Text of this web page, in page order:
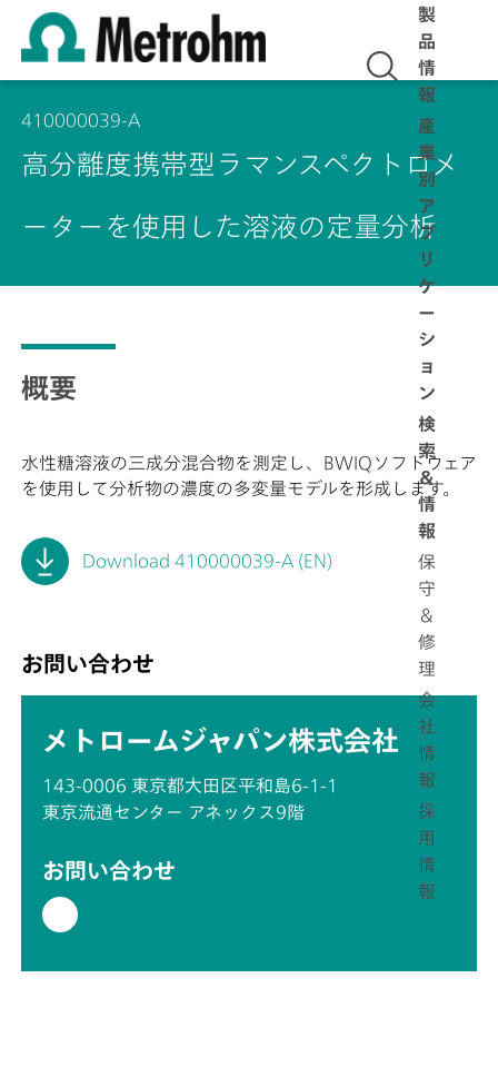
製
品
情
報
産
業
別
ア
プ
リ
ケ
ー
シ
ョ
ン
検
索
＆
情
報
保
守
＆
修
理
会
社
情
報
採
用
情
報
410000039-A
高分離度携帯型ラマンスペクトロメ
ーターを使用した溶液の定量分析
概要
水性糖溶液の三成分混合物を測定し、BWIQソフトウェア
を使用して分析物の濃度の多変量モデルを形成します。
Download 410000039-A (EN)
お問い合わせ
メトロームジャパン株式会社
143-0006 東京都大田区平和島6-1-1
東京流通センター アネックス9階
お問い合わせ